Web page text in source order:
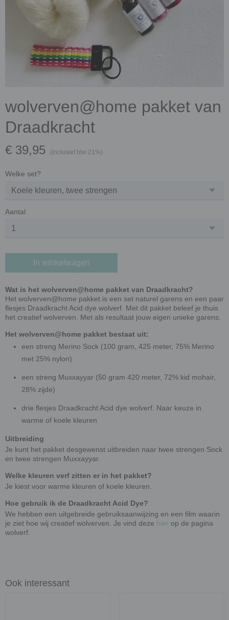
wolverven@home pakket van
Draadkracht
€ 39,95 (inclusief btw 21%)
Welke set?
Aantal
In winkelwagen
Wat is het wolverven@home pakket van Draadkracht?
Het wolverven@home pakket is een set naturel garens en een paar
flesjes Draadkracht Acid dye wolverf. Met dit pakket beleef je thuis
het creatief wolverven. Met als resultaat jouw eigen unieke garens.
Het wolverven@home pakket bestaat uit:
een streng Merino Sock (100 gram, 425 meter, 75% Merino
met 25% nylon)
een streng Muxxayyar (50 gram 420 meter, 72% kid mohair,
28% zijde)
drie flesjes Draadkracht Acid dye wolverf. Naar keuze in
warme of koele kleuren
Uitbreiding
Je kunt het pakket desgewenst uitbreiden naar twee strengen Sock
en twee strengen Muxxayyar.
Welke kleuren verf zitten er in het pakket?
Je kiest voor warme kleuren of koele kleuren.
Hoe gebruik ik de Draadkracht Acid Dye?
We hebben een uitgebreide gebruiksaanwijzing en een film waarin
je ziet hoe wij creatief wolverven. Je vind deze hier op de pagina
wolverf.
Ook interessant